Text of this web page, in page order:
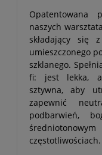
Opatentowana
naszych
składający się
umieszczonego
szklanego.
fi: jest lekka,
sztywna, aby
zapewnić
podbarwień,
częstotliwościach.